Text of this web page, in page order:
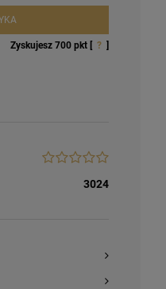
Zyskujesz 700 pkt [ ? ]
3024